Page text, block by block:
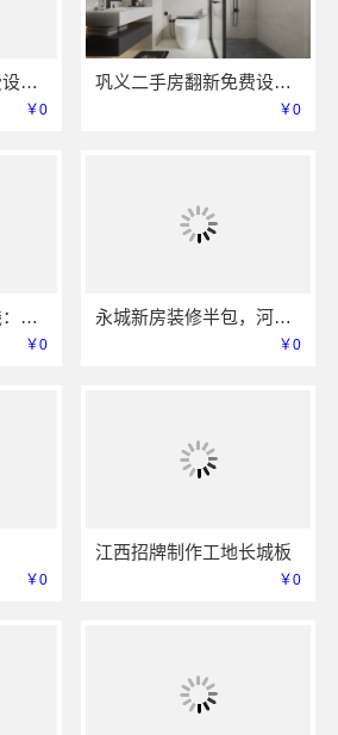
巩义二手房翻新免费设计-河南璟臻环保建材有限公司
￥0
巩义二手房翻新免费设计，选河南璟臻环保建材有限公司
￥0
濮阳旧房改造多少钱：河南璟臻环保建材透明预算方案
￥0
永城新房装修半包，河南璟臻环保建材有限公司灵活定制方案
￥0
￥0
江西招牌制作工地长城板
￥0